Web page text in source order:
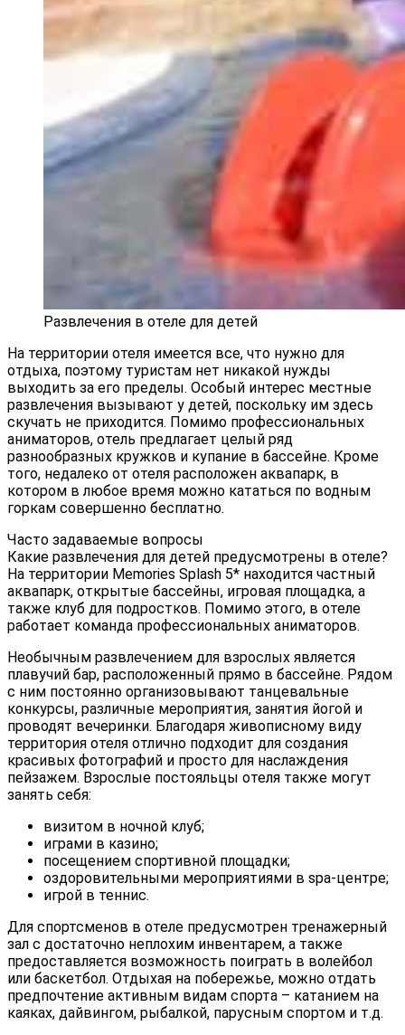
Развлечения в отеле для детей
На территории отеля имеется все, что нужно для
отдыха, поэтому туристам нет никакой нужды
выходить за его пределы. Особый интерес местные
развлечения вызывают у детей, поскольку им здесь
скучать не приходится. Помимо профессиональных
аниматоров, отель предлагает целый ряд
разнообразных кружков и купание в бассейне. Кроме
того, недалеко от отеля расположен аквапарк, в
котором в любое время можно кататься по водным
горкам совершенно бесплатно.
Часто задаваемые вопросы
Какие развлечения для детей предусмотрены в отеле?
На территории Memories Splash 5* находится частный
аквапарк, открытые бассейны, игровая площадка, а
также клуб для подростков. Помимо этого, в отеле
работает команда профессиональных аниматоров.
Необычным развлечением для взрослых является
плавучий бар, расположенный прямо в бассейне. Рядом
с ним постоянно организовывают танцевальные
конкурсы, различные мероприятия, занятия йогой и
проводят вечеринки. Благодаря живописному виду
территория отеля отлично подходит для создания
красивых фотографий и просто для наслаждения
пейзажем. Взрослые постояльцы отеля также могут
занять себя:
визитом в ночной клуб;
играми в казино;
посещением спортивной площадки;
оздоровительными мероприятиями в spa-центре;
игрой в теннис.
Для спортсменов в отеле предусмотрен тренажерный
зал с достаточно неплохим инвентарем, а также
предоставляется возможность поиграть в волейбол
или баскетбол. Отдыхая на побережье, можно отдать
предпочтение активным видам спорта – катанием на
каяках, дайвингом, рыбалкой, парусным спортом и т.д.